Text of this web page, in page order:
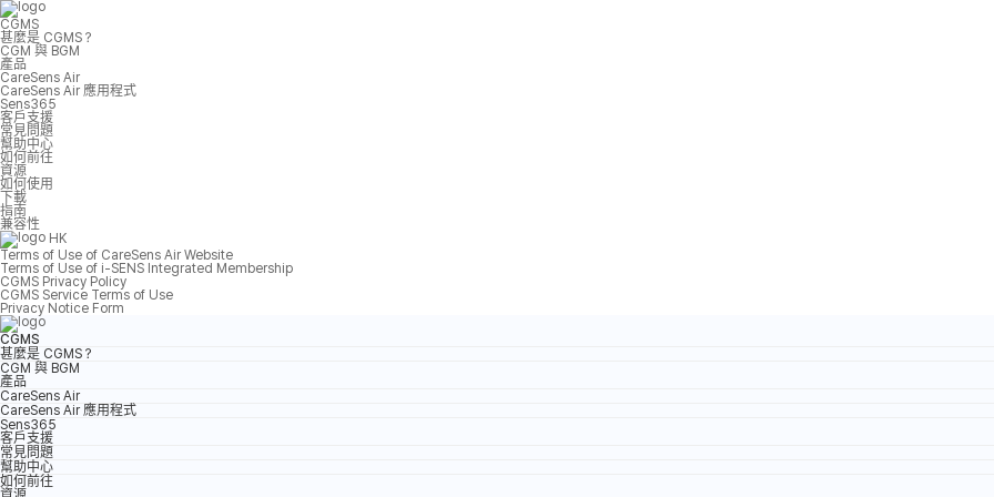
CGMS
甚麼是 CGMS？
CGM 與 BGM
產品
CareSens Air
CareSens Air 應用程式
Sens365
客戶支援
常見問題
幫助中心
如何前往
資源
如何使用
下載
指南
兼容性
HK
Terms of Use of CareSens Air Website
Terms of Use of i-SENS Integrated Membership
CGMS Privacy Policy
CGMS Service Terms of Use
Privacy Notice Form
CGMS
甚麼是 CGMS？
CGM 與 BGM
產品
CareSens Air
CareSens Air 應用程式
Sens365
客戶支援
常見問題
幫助中心
如何前往